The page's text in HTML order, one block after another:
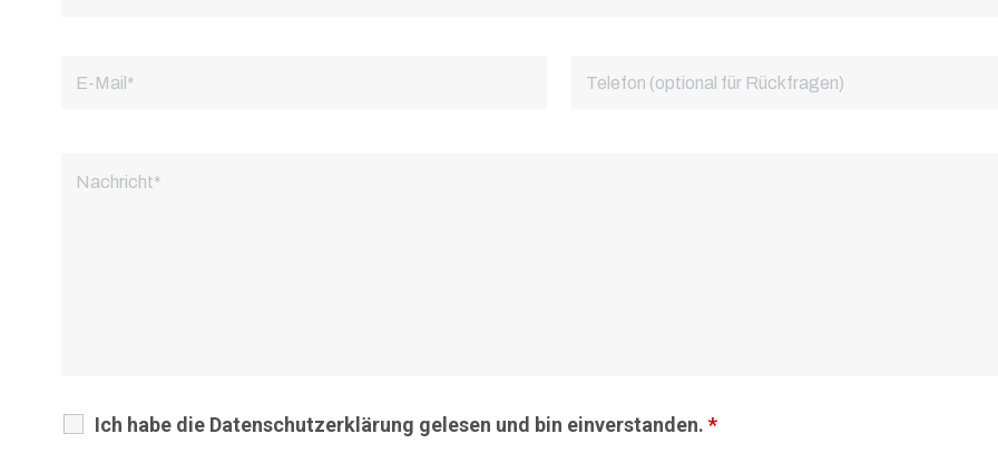
Ich habe die Datenschutzerklärung gelesen und bin einverstanden. *